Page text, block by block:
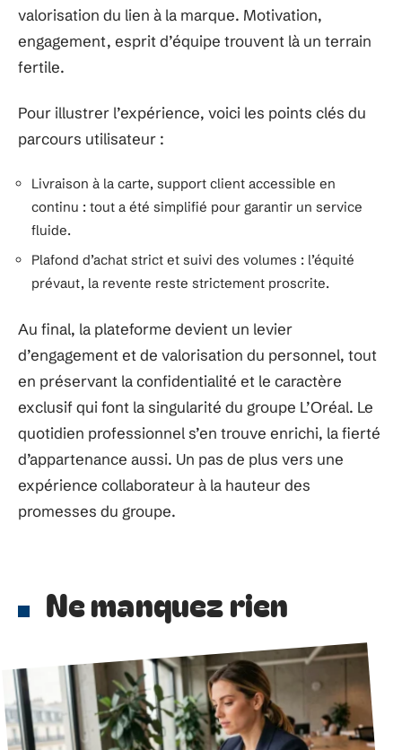
valorisation du lien à la marque. Motivation,
engagement, esprit d’équipe trouvent là un terrain
fertile.
Pour illustrer l’expérience, voici les points clés du
parcours utilisateur :
Livraison à la carte, support client accessible en
continu : tout a été simplifié pour garantir un service
fluide.
Plafond d’achat strict et suivi des volumes : l’équité
prévaut, la revente reste strictement proscrite.
Au final, la plateforme devient un levier
d’engagement et de valorisation du personnel, tout
en préservant la confidentialité et le caractère
exclusif qui font la singularité du groupe L’Oréal. Le
quotidien professionnel s’en trouve enrichi, la fierté
d’appartenance aussi. Un pas de plus vers une
expérience collaborateur à la hauteur des
promesses du groupe.
Ne manquez rien